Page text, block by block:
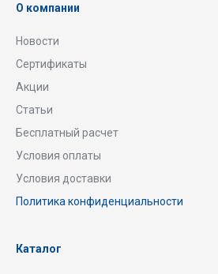
О компании
Новости
Сертификаты
Акции
Статьи
Бесплатный расчет
Условия оплаты
Условия доставки
Политика конфиденциальности
Каталог